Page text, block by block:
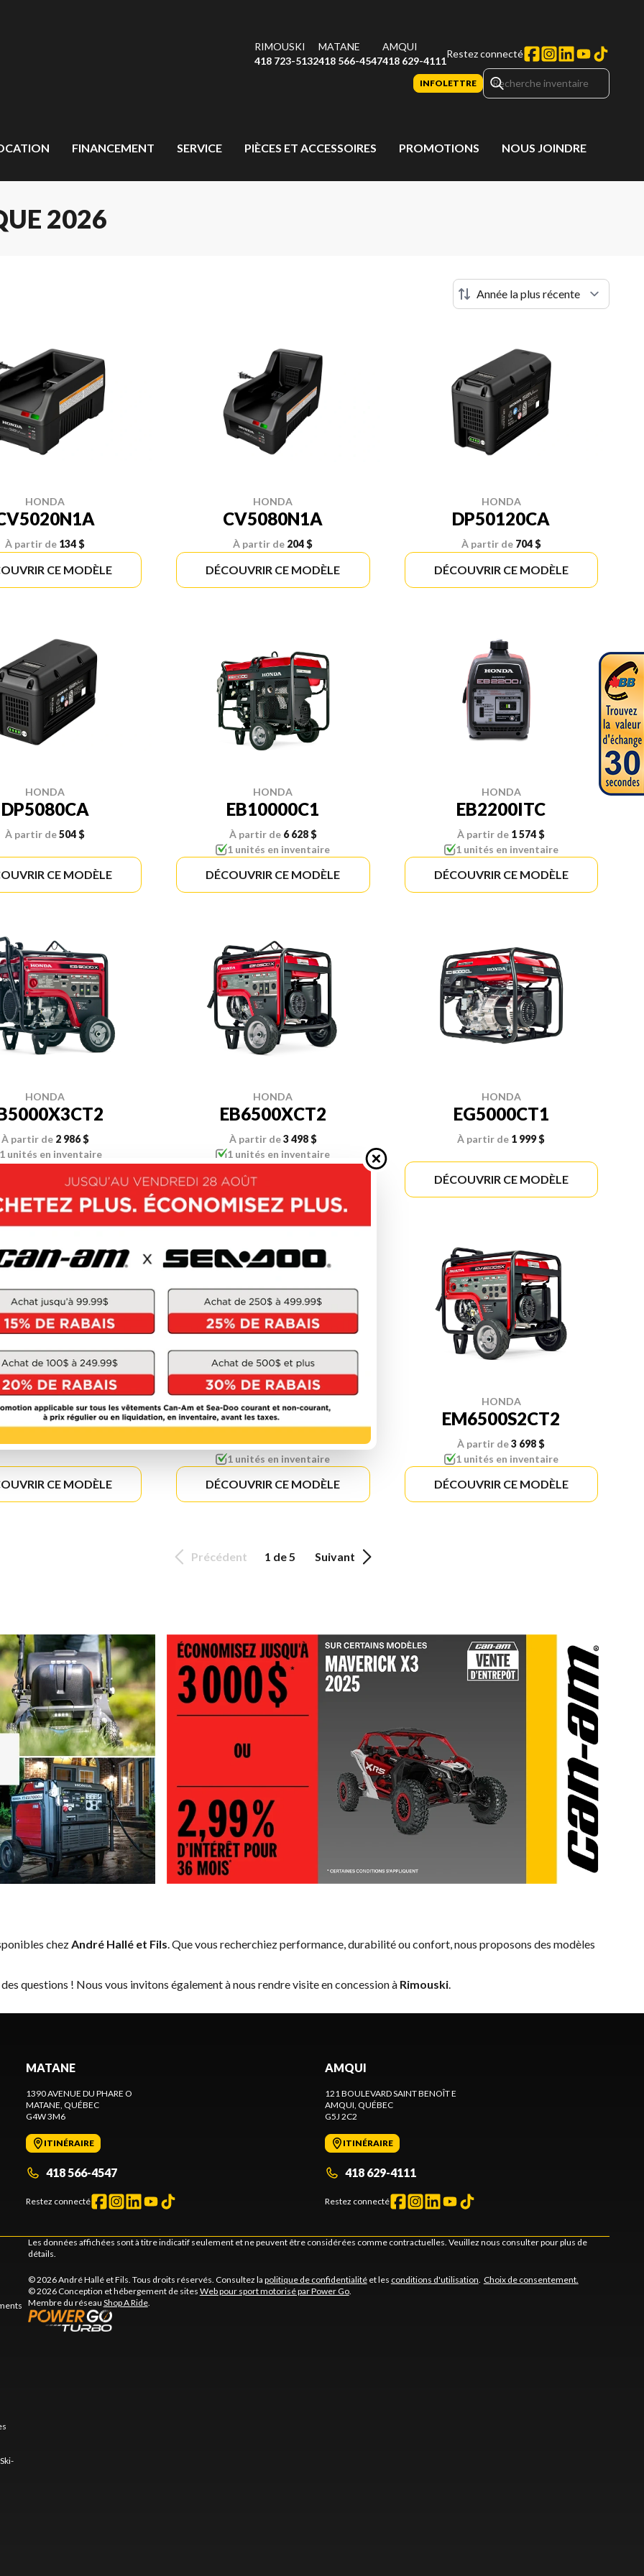
RIMOUSKI
418 723-5132
MATANE
418 566-4547
AMQUI
418 629-4111
Restez connecté
INFOLETTRE
FINANCEMENT SERVICE PIÈCES ET ACCESSOIRES PROMOTIONS NOUS JOINDRE
2026
HONDA
À partir de 134 $
CE MODÈLE
HONDA
CV5080N1A
À partir de 204 $
DÉCOUVRIR CE MODÈLE
HONDA
DP50120CA
À partir de 704 $
DÉCOUVRIR CE MODÈLE
HONDA
DP5080CA
À partir de504 $
CE MODÈLE
HONDA
EB10000C1
À partir de 6 628 $
1 unités en inventaire
DÉCOUVRIR CE MODÈLE
HONDA
EB2200ITC
À partir de 1 574 $
1 unités en inventaire
DÉCOUVRIR CE MODÈLE
HONDA
À partir de 2 986 $
1 unités en inventaire
CE MODÈLE
HONDA
EB6500XCT2
À partir de3 498 $
1 unités en inventaire
DÉCOUVRIR CE MODÈLE
HONDA
EG5000CT1
À partir de 1 999 $
DÉCOUVRIR CE MODÈLE
À partir de2 199 $
CE MODÈLE
EM5000S3CT2
À partir de3 186 $
1 unités en inventaire
DÉCOUVRIR CE MODÈLE
HONDA
EM6500S2CT2
À partir de3 698 $
1 unités en inventaire
DÉCOUVRIR CE MODÈLE
Précédent 1 de 5 Suivant
chez André Hallé et Fils . Que vous recherchiez performance, durabilité ou confort, nous proposons des modèles
questions ! Nous vous invitons également à nous rendre visite en concession à Rimouski
MATANE
1390 AVENUE DU PHARE O
MATANE , QUÉBEC
G4W 3M6
ITINÉRAIRE
418 566-4547
Restez connecté
AMQUI
121 BOULEVARD SAINT BENOÎT E
AMQUI , QUÉBEC
G5J 2C2
ITINÉRAIRE
418 629-4111
Restez connecté
Les données affichées sont à titre indicatif seulement et ne peuvent être considérées comme contractuelles. Veuillez nous consulter pour plus de
détails.
© 2026 André Hallé et Fils. Tous droits réservés. Consultez la politique de confidentialitéet les conditions d'utilisation Choix de consentement.
© 2026 Conception et hébergement de sites Web pour sport motorisé par Power Go.
Membre du réseau Shop A Ride.